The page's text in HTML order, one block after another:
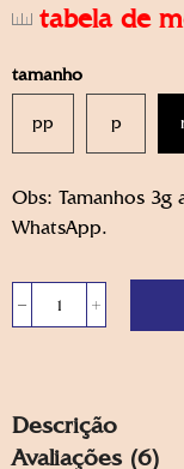
tabela de
tamanho
pp p
Obs: Tamanhos
WhatsApp.
Calcinha
Absorvente
Fluxo
Moderado
-
Descrição
Avaliações (6)